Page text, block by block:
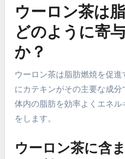
ウーロン茶は
どのように寄
か？
ウーロン茶は脂肪燃焼を促
にカテキンがその主要な成分
体内の脂肪を効率よくエネ
をします。
ウーロン茶に含